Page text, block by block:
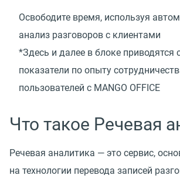
Освободите время, используя
анализ разговоров с клиентами
*Здесь и далее в блоке приводятся
показатели по опыту
пользователей с MANGO OFFICE
Что такое Речевая
Речевая аналитика — это сервис,
на технологии перевода записей